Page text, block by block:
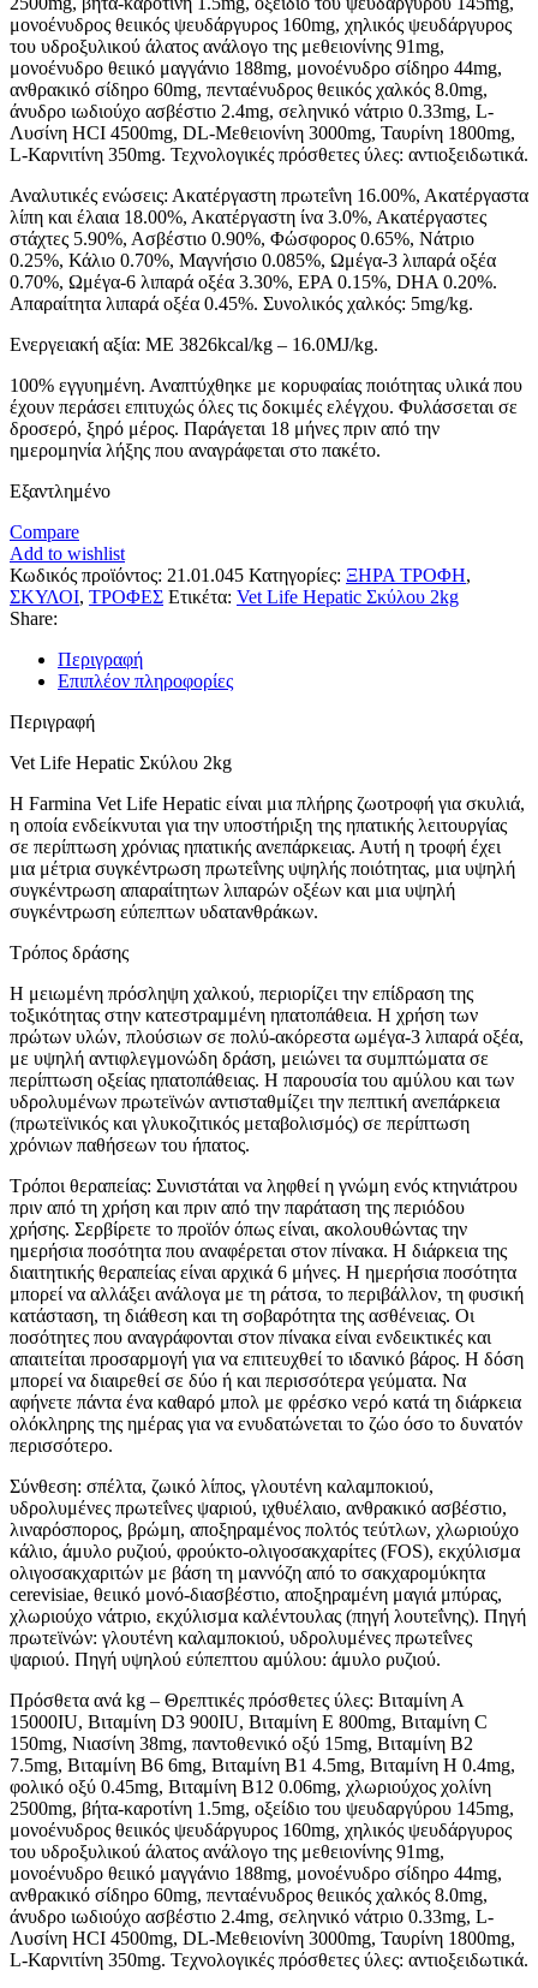
μονοένυδρος θειικός ψευδάργυρος 160mg, χηλικός ψευδάργυρος
του υδροξυλικού άλατος ανάλογο της μεθειονίνης 91mg,
μονοένυδρο θειικό μαγγάνιο 188mg, μονοένυδρο σίδηρο 44mg,
ανθρακικό σίδηρο 60mg, πενταένυδρος θειικός χαλκός 8.0mg,
άνυδρο ιωδιούχο ασβέστιο 2.4mg, σεληνικό νάτριο 0.33mg, L-
Λυσίνη HCI 4500mg, DL-Μεθειονίνη 3000mg, Ταυρίνη 1800mg,
L-Καρνιτίνη 350mg. Τεχνολογικές πρόσθετες ύλες: αντιοξειδωτικά.
Αναλυτικές ενώσεις: Ακατέργαστη πρωτεΐνη 16.00%, Ακατέργαστα
λίπη και έλαια 18.00%, Ακατέργαστη ίνα 3.0%, Ακατέργαστες
στάχτες 5.90%, Ασβέστιο 0.90%, Φώσφορος 0.65%, Νάτριο
0.25%, Κάλιο 0.70%, Μαγνήσιο 0.085%, Ωμέγα-3 λιπαρά οξέα
0.70%, Ωμέγα-6 λιπαρά οξέα 3.30%, ΕΡΑ 0.15%, DHA 0.20%.
Απαραίτητα λιπαρά οξέα 0.45%. Συνολικός χαλκός: 5mg/kg.
Ενεργειακή αξία: ΜΕ 3826kcal/kg – 16.0MJ/kg.
100% εγγυημένη. Αναπτύχθηκε με κορυφαίας ποιότητας υλικά που
έχουν περάσει επιτυχώς όλες τις δοκιμές ελέγχου. Φυλάσσεται σε
δροσερό, ξηρό μέρος. Παράγεται 18 μήνες πριν από την
ημερομηνία λήξης που αναγράφεται στο πακέτο.
Εξαντλημένο
Compare
Add to wishlist
Κωδικός προϊόντος: 21.01.045 Κατηγορίες: ΞΗΡΑ ΤΡΟΦΗ,
ΣΚΥΛΟΙ, ΤΡΟΦΕΣ Ετικέτα: Vet Life Hepatic Σκύλου 2kg
Share:
Περιγραφή
Επιπλέον πληροφορίες
Περιγραφή
Vet Life Hepatic Σκύλου 2kg
Η Farmina Vet Life Hepatic είναι μια πλήρης ζωοτροφή για σκυλιά,
η οποία ενδείκνυται για την υποστήριξη της ηπατικής λειτουργίας
σε περίπτωση χρόνιας ηπατικής ανεπάρκειας. Αυτή η τροφή έχει
μια μέτρια συγκέντρωση πρωτεΐνης υψηλής ποιότητας, μια υψηλή
συγκέντρωση απαραίτητων λιπαρών οξέων και μια υψηλή
συγκέντρωση εύπεπτων υδατανθράκων.
Τρόπος δράσης
Η μειωμένη πρόσληψη χαλκού, περιορίζει την επίδραση της
τοξικότητας στην κατεστραμμένη ηπατοπάθεια. Η χρήση των
πρώτων υλών, πλούσιων σε πολύ-ακόρεστα ωμέγα-3 λιπαρά οξέα,
με υψηλή αντιφλεγμονώδη δράση, μειώνει τα συμπτώματα σε
περίπτωση οξείας ηπατοπάθειας. Η παρουσία του αμύλου και των
υδρολυμένων πρωτεϊνών αντισταθμίζει την πεπτική ανεπάρκεια
(πρωτεϊνικός και γλυκοζιτικός μεταβολισμός) σε περίπτωση
χρόνιων παθήσεων του ήπατος.
Τρόποι θεραπείας: Συνιστάται να ληφθεί η γνώμη ενός κτηνιάτρου
πριν από τη χρήση και πριν από την παράταση της περιόδου
χρήσης. Σερβίρετε το προϊόν όπως είναι, ακολουθώντας την
ημερήσια ποσότητα που αναφέρεται στον πίνακα. Η διάρκεια της
διαιτητικής θεραπείας είναι αρχικά 6 μήνες. Η ημερήσια ποσότητα
μπορεί να αλλάξει ανάλογα με τη ράτσα, το περιβάλλον, τη φυσική
κατάσταση, τη διάθεση και τη σοβαρότητα της ασθένειας. Οι
ποσότητες που αναγράφονται στον πίνακα είναι ενδεικτικές και
απαιτείται προσαρμογή για να επιτευχθεί το ιδανικό βάρος. Η δόση
μπορεί να διαιρεθεί σε δύο ή και περισσότερα γεύματα. Να
αφήνετε πάντα ένα καθαρό μπολ με φρέσκο νερό κατά τη διάρκεια
ολόκληρης της ημέρας για να ενυδατώνεται το ζώο όσο το δυνατόν
περισσότερο.
Σύνθεση: σπέλτα, ζωικό λίπος, γλουτένη καλαμποκιού,
υδρολυμένες πρωτεΐνες ψαριού, ιχθυέλαιο, ανθρακικό ασβέστιο,
λιναρόσπορος, βρώμη, αποξηραμένος πολτός τεύτλων, χλωριούχο
κάλιο, άμυλο ρυζιού, φρούκτο-ολιγοσακχαρίτες (FOS), εκχύλισμα
ολιγοσακχαριτών με βάση τη μαννόζη από το σακχαρομύκητα
cerevisiae, θειικό μονό-διασβέστιο, αποξηραμένη μαγιά μπύρας,
χλωριούχο νάτριο, εκχύλισμα καλέντουλας (πηγή λουτεΐνης). Πηγή
πρωτεϊνών: γλουτένη καλαμποκιού, υδρολυμένες πρωτεΐνες
ψαριού. Πηγή υψηλού εύπεπτου αμύλου: άμυλο ρυζιού.
Πρόσθετα ανά kg – Θρεπτικές πρόσθετες ύλες: Βιταμίνη Α
15000ΙU, Βιταμίνη D3 900IU, Βιταμίνη Ε 800mg, Βιταμίνη C
150mg, Νιασίνη 38mg, παντοθενικό οξύ 15mg, Βιταμίνη Β2
7.5mg, Βιταμίνη Β6 6mg, Βιταμίνη Β1 4.5mg, Βιταμίνη Η 0.4mg,
φολικό οξύ 0.45mg, Βιταμίνη Β12 0.06mg, χλωριούχος χολίνη
2500mg, βήτα-καροτίνη 1.5mg, οξείδιο του ψευδαργύρου 145mg,
μονοένυδρος θειικός ψευδάργυρος 160mg, χηλικός ψευδάργυρος
του υδροξυλικού άλατος ανάλογο της μεθειονίνης 91mg,
μονοένυδρο θειικό μαγγάνιο 188mg, μονοένυδρο σίδηρο 44mg,
ανθρακικό σίδηρο 60mg, πενταένυδρος θειικός χαλκός 8.0mg,
άνυδρο ιωδιούχο ασβέστιο 2.4mg, σεληνικό νάτριο 0.33mg, L-
Λυσίνη HCI 4500mg, DL-Μεθειονίνη 3000mg, Ταυρίνη 1800mg,
L-Καρνιτίνη 350mg. Τεχνολογικές πρόσθετες ύλες: αντιοξειδωτικά.